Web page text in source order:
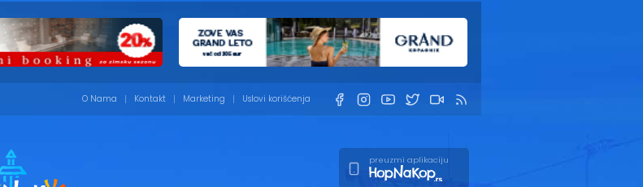
O Nama Kontakt Marketing Uslovi korišćenja
preuzmi aplikaciju